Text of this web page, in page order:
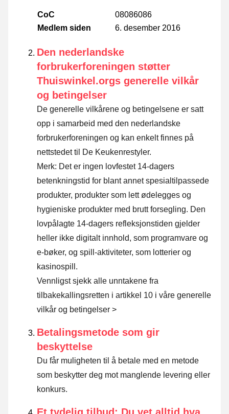
CoC
08086086
Medlem siden
6. desember 2016
Den nederlandske
forbrukerforeningen støtter
Thuiswinkel.orgs generelle vilkår
og betingelser
De generelle vilkårene og betingelsene er satt
opp i samarbeid med den nederlandske
forbrukerforeningen og kan enkelt finnes på
nettstedet til De Keukenrestyler.
Merk: Det er ingen lovfestet 14-dagers
betenkningstid for blant annet spesialtilpassede
produkter, produkter som lett ødelegges og
hygieniske produkter med brutt forsegling. Den
lovpålagte 14-dagers refleksjonstiden gjelder
heller ikke digitalt innhold, som programvare og
e-bøker, og spill-aktiviteter, som lotterier og
kasinospill.
Vennligst sjekk alle unntakene fra
tilbakekallingsretten i artikkel 10 i våre generelle
vilkår og betingelser >
Betalingsmetode som gir
beskyttelse
Du får muligheten til å betale med en metode
som beskytter deg mot manglende levering eller
konkurs.